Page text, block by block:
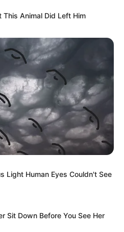
This Animal Did Left Him
Light Human Eyes Couldn't See
Sit Down Before You See Her